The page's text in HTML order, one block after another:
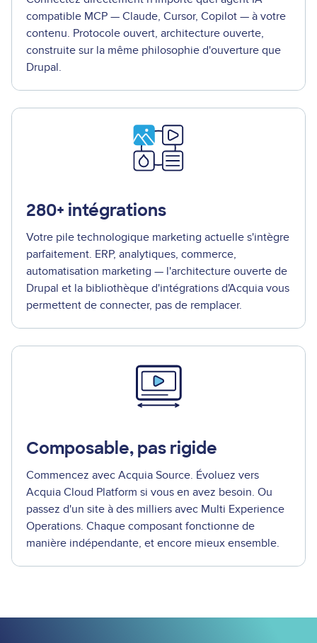
compatible MCP — Claude, Cursor, Copilot — à votre
contenu. Protocole ouvert, architecture ouverte,
construite sur la même philosophie d'ouverture que
Drupal.
280+ intégrations
Votre pile technologique marketing actuelle s'intègre
parfaitement. ERP, analytiques, commerce,
automatisation marketing — l'architecture ouverte de
Drupal et la bibliothèque d'intégrations d'Acquia vous
permettent de connecter, pas de remplacer.
Composable, pas rigide
Commencez avec Acquia Source. Évoluez vers
Acquia Cloud Platform si vous en avez besoin. Ou
passez d'un site à des milliers avec Multi Experience
Operations. Chaque composant fonctionne de
manière indépendante, et encore mieux ensemble.